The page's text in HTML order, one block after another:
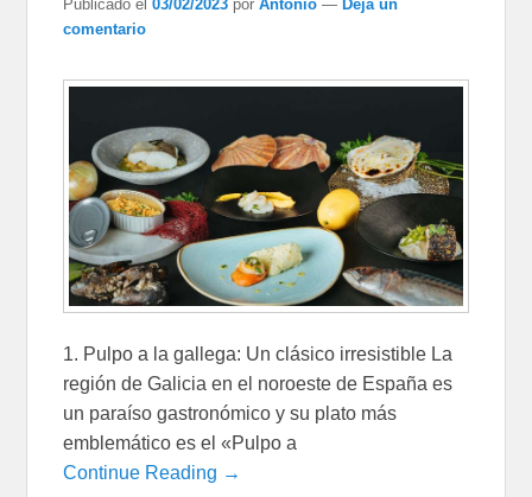
Publicado el 03/02/2023 porAntonio — Deja un
comentario
1. Pulpo a la gallega: Un clásico irresistible La
región de Galicia en el noroeste de España es
un paraíso gastronómico y su plato más
emblemático es el «Pulpo a
Continue Reading →